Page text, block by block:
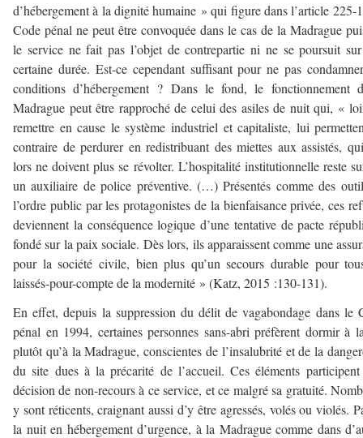
d’hébergement à la dignité humaine » qui figure dans l’article 225-
Code pénal ne peut être convoquée dans le cas de la Madrague
le service ne fait pas l’objet de contrepartie ni ne se poursuit
certaine durée. Est-ce cependant suffisant pour ne pas
conditions d’hébergement ? Dans le fond, le fonctionnement
Madrague peut être rapproché de celui des asiles de nuit qui, «
remettre en cause le système industriel et capitaliste, lui
contraire de perdurer en redistribuant des miettes aux assistés,
lors ne doivent plus se révolter. L’hospitalité institutionnelle reste
un auxiliaire de police préventive. (…) Présentés comme des
l’ordre public par les protagonistes de la bienfaisance privée, ces
deviennent la conséquence logique d’une tentative de pacte
fondé sur la paix sociale. Dès lors, ils apparaissent comme une
pour la société civile, bien plus qu’un secours durable pour
laissés-pour-compte de la modernité » (Katz, 2015 :130-131).
En effet, depuis la suppression du délit de vagabondage dans le
pénal en 1994, certaines personnes sans-abri préfèrent dormir à
plutôt qu’à la Madrague, conscientes de l’insalubrité et de la
du site dues à la précarité de l’accueil. Ces éléments
décision de non-recours à ce service, et ce malgré sa gratuité.
y sont réticents, craignant aussi d’y être agressés, volés ou violés.
la nuit en hébergement d’urgence, à la Madrague comme dans